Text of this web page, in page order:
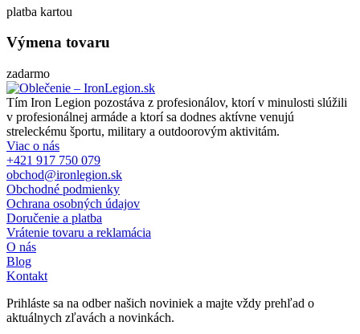
platba kartou
Výmena tovaru
zadarmo
Tím Iron Legion pozostáva z profesionálov, ktorí v minulosti slúžili
v profesionálnej armáde a ktorí sa dodnes aktívne venujú
streleckému športu, military a outdoorovým aktivitám.
Viac o nás
+421 917 750 079
obchod@ironlegion.sk
Obchodné podmienky
Ochrana osobných údajov
Doručenie a platba
Vrátenie tovaru a reklamácia
O nás
Blog
Kontakt
Prihláste sa na odber našich noviniek a majte vždy prehľad o
aktuálnych zľavách a novinkách.